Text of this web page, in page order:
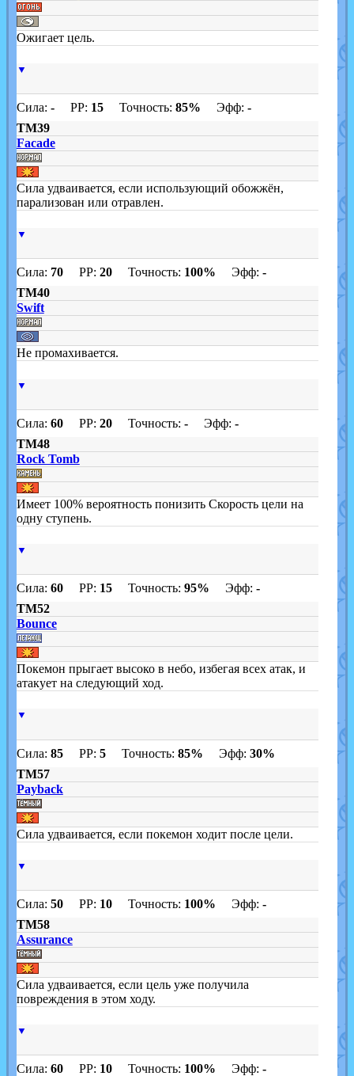
Ожигает цель.
▼
Сила: -PP: 15Точность: 85% Эфф: -
TM39
Facade
Сила удваивается, если использующий обожжён,
парализован или отравлен.
▼
Сила: 70PP: 20Точность: 100% Эфф: -
TM40
Swift
Не промахивается.
▼
Сила: 60PP: 20Точность: -Эфф: -
TM48
Rock Tomb
Имеет 100% вероятность понизить Скорость цели на
одну ступень.
▼
Сила: 60PP: 15Точность: 95% Эфф: -
TM52
Bounce
Покемон прыгает высоко в небо, избегая всех атак, и
атакует на следующий ход.
▼
Сила: 85PP: 5Точность: 85% Эфф: 30%
TM57
Payback
Сила удваивается, если покемон ходит после цели.
▼
Сила: 50PP: 10Точность: 100% Эфф: -
TM58
Assurance
Сила удваивается, если цель уже получила
повреждения в этом ходу.
▼
Сила: 60PP: 10Точность: 100% Эфф: -